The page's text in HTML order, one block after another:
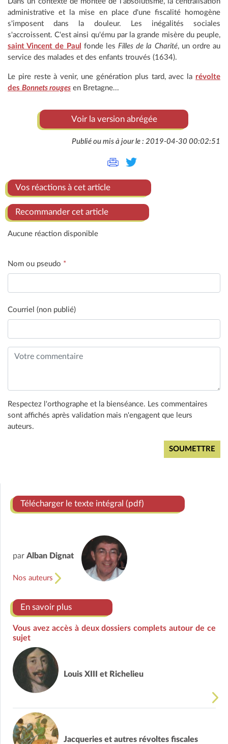
administrative et la mise en place d'une fiscalité homogène
s'imposent dans la douleur. Les inégalités sociales
s'accroissent. C'est ainsi qu'ému par la grande misère du peuple,
saint Vincent de Paul fonde les Filles de la Charité, un ordre au
service des malades et des enfants trouvés (1634).
Le pire reste à venir, une génération plus tard, avec la révolte
des Bonnets rouges en Bretagne...
Voir la version abrégée
Publié ou mis à jour le : 2019-04-30 00:02:51
Vos réactions à cet article
Recommander cet article
Aucune réaction disponible
Nom ou pseudo *
Courriel (non publié)
Respectez l'orthographe et la bienséance. Les commentaires
sont affichés après validation mais n'engagent que leurs
auteurs.
Télécharger le texte intégral (pdf)
par Alban Dignat
Nos auteurs
En savoir plus
Vous avez accès à deux dossiers complets autour de ce
sujet
Louis XIII et Richelieu
Jacqueries et autres révoltes fiscales